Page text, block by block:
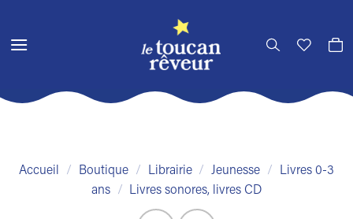
contenu
Accueil / Boutique / Librairie / Jeunesse /
Livres 0-3
ans
/ Livres sonores, livres CD